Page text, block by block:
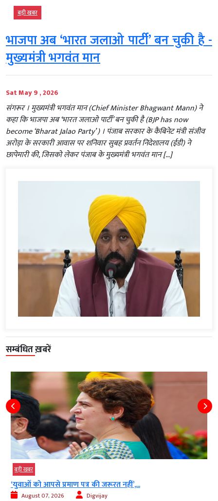
बड़ी खबर
भाजपा अब ‘भारत जलाओ पार्टी’ बन चुकी है -
मुख्यमंत्री भगवंत मान
Sat May 9 , 2026
संगरूर । मुख्यमंत्री भगवंत मान (Chief Minister Bhagwant Mann) ने
कहा कि भाजपा अब ‘भारत जलाओ पार्टी’ बन चुकी है (BJP has now
become ‘Bharat Jalao Party’ ) । पंजाब सरकार के कैबिनेट मंत्री संजीव
अरोड़ा के सरकारी आवास पर शनिवार सुबह प्रवर्तन निदेशालय (ईडी) ने
छापेमारी की, जिसको लेकर पंजाब के मुख्यमंत्री भगवंत मान […]
सम्बंधित ख़बरें
बड़ी खबर
‘युवाओं को आपसे प्रमाण पत्र की जरूरत नहीं’,...
August 07, 2026 Digvijay